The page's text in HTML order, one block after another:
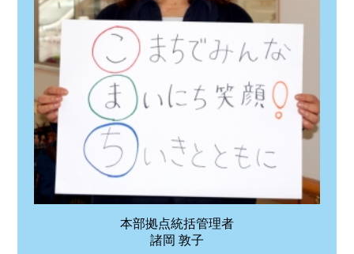
本部拠点統括管理者
諸岡 敦子